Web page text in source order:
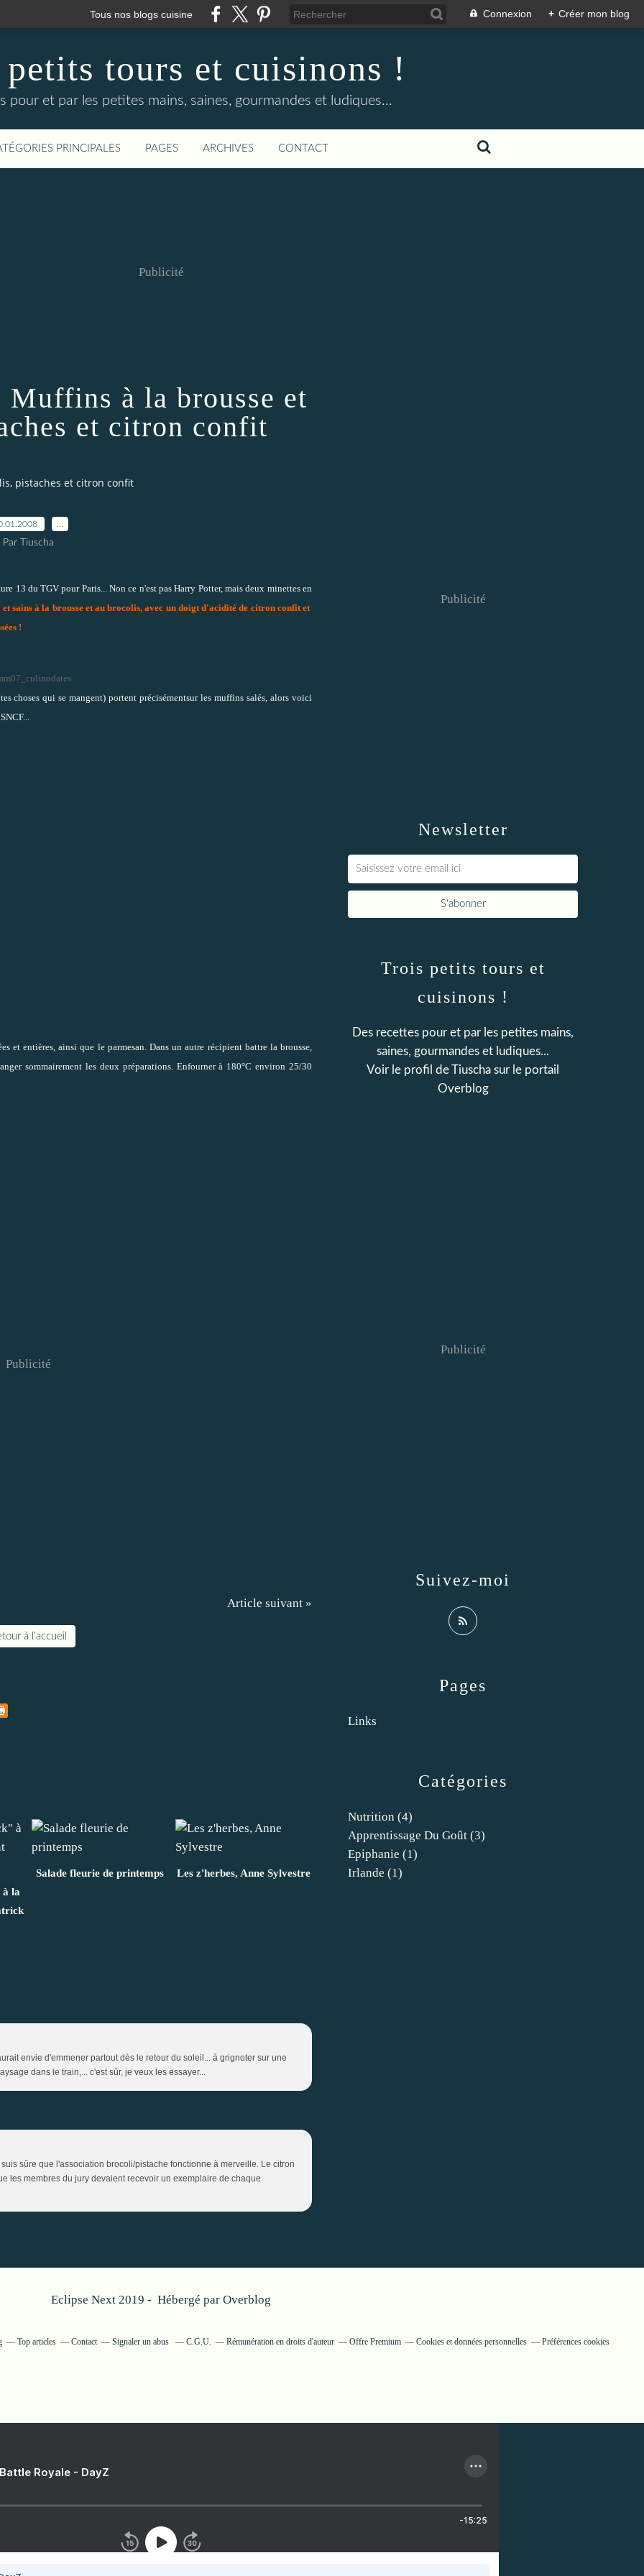
Tous nos blogs cuisine Connexion + Créer mon blog
tours et cuisinons !
pour et par les petites mains, saines, gourmandes et ludiques...
PRINCIPALES PAGES ARCHIVES CONTACT
Publicité
Muffins à la brousse et
et citron confit
pistaches et citron confit
Par Tiuscha
13 du TGV pour Paris... Non ce n'est pas Harry Potter, mais deux minettes en
et sains à la brousse et au brocolis, avec un doigt d'acidité de citron confit et
!
choses qui se mangent) portent précisémentsur les muffins salés , alors voici
et entières, ainsi que le parmesan. Dans un autre récipient battre la brousse,
sommairement les deux préparations. Enfourner à 180°C environ 25/30
Publicité
Article suivant »
à l'accueil
la
Salade fleurie de printemps Les z'herbes, Anne Sylvestre
envie d'emmener partout dès le retour du soleil... à grignoter sur une
dans le train,... c'est sûr, je veux les essayer...
sûre que l'association brocoli/pistache fonctionne à merveille. Le citron
les membres du jury devaient recevoir un exemplaire de chaque
Newsletter
Publicité
Catégories
Nutrition (4)
Apprentissage Du Goût (3)
Epiphanie (1)
Irlande (1)
Pages
Links
Trois petits tours et
cuisinons !
Des recettes pour et par les petites mains,
saines, gourmandes et ludiques...
Voir le profil deTiuscha sur le portail
Overblog
Suivez-moi
Publicité
Eclipse Next 2019 - Hébergé par Overblog
Top articles Contact Signaler un abus C.G.U. Rémunération en droits d'auteur Offre Premium Cookies et données personnelles Préférences cookies
Royale - DayZ
-15:25